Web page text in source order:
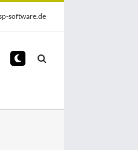
software.de